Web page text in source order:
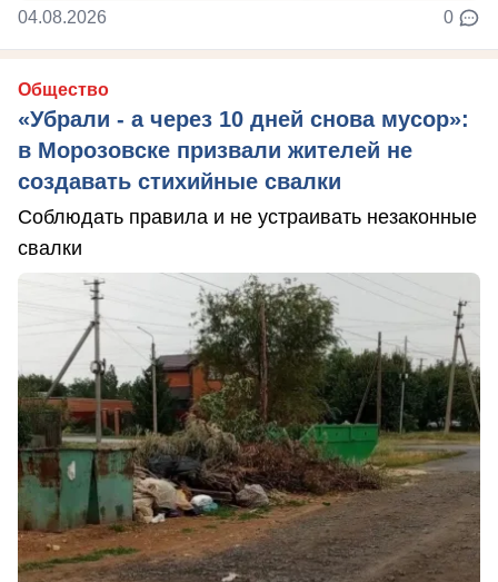
04.08.2026 0
Общество
«Убрали - а через 10 дней снова мусор»:
в Морозовске призвали жителей не
создавать стихийные свалки
Соблюдать правила и не устраивать незаконные
свалки